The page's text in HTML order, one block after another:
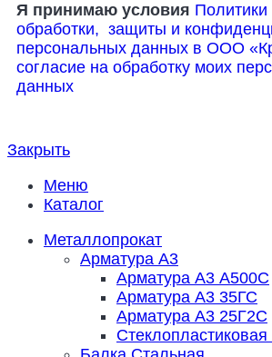
Я принимаю условия
обработки, защиты и
персональных данных в ООО
согласие на обработку моих
данных
Закрыть
Меню
Каталог
Металлопрокат
Арматура А3
Арматура А3 А500С
Арматура А3 35ГС
Арматура А3 25Г2С